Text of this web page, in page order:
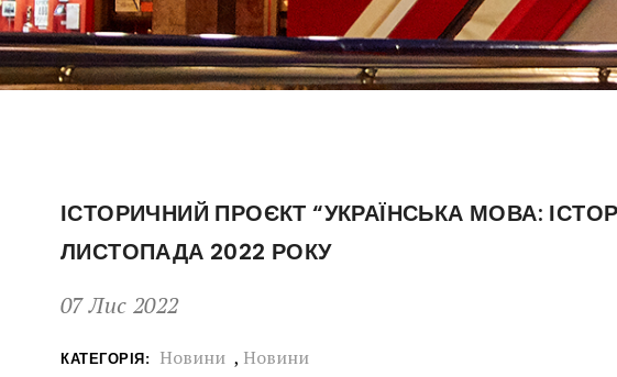
ІСТОРИЧНИЙ ПРОЄКТ “УКРАЇНСЬКА МОВА:
ЛИСТОПАДА 2022 РОКУ
07 Лис 2022
КАТЕГОРІЯ: Новини , Новини